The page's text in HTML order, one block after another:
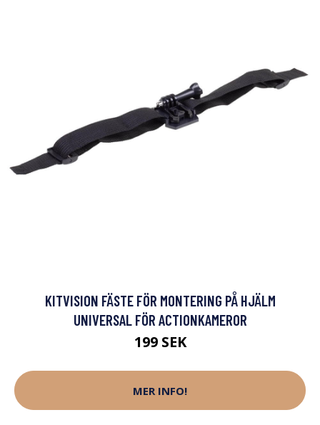
KITVISION FÄSTE FÖR MONTERING PÅ HJÄLM
UNIVERSAL FÖR ACTIONKAMEROR
199 SEK
MER INFO!